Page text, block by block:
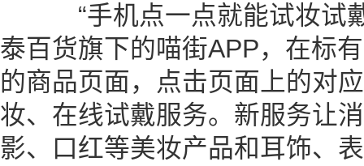
“手机点一点就能试妆试
泰百货旗下的喵街APP，在标有
的商品页面，点击页面上的对
妆、在线试戴服务。新服务让
影、口红等美妆产品和耳饰、